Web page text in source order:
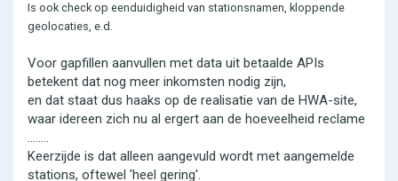
Is ook check op eenduidigheid van stationsnamen, kloppende
geolocaties, e.d.
Voor gapfillen aanvullen met data uit betaalde APIs
betekent dat nog meer inkomsten nodig zijn,
en dat staat dus haaks op de realisatie van de HWA-site,
waar idereen zich nu al ergert aan de hoeveelheid reclame
........
Keerzijde is dat alleen aangevuld wordt met aangemelde
stations, oftewel 'heel gering'.